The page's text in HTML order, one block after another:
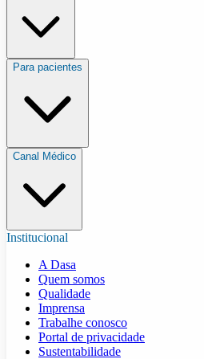
Para pacientes
Canal Médico
Institucional
A Dasa
Quem somos
Qualidade
Imprensa
Trabalhe conosco
Portal de privacidade
Sustentabilidade